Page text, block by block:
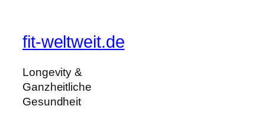
fit-weltweit.de
Longevity &
Ganzheitliche
Gesundheit